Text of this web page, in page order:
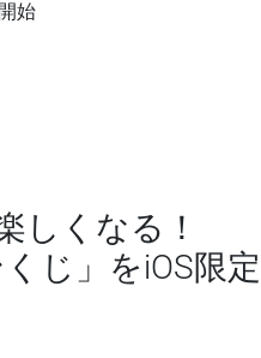
始
しくなる！
じ」をiOS限